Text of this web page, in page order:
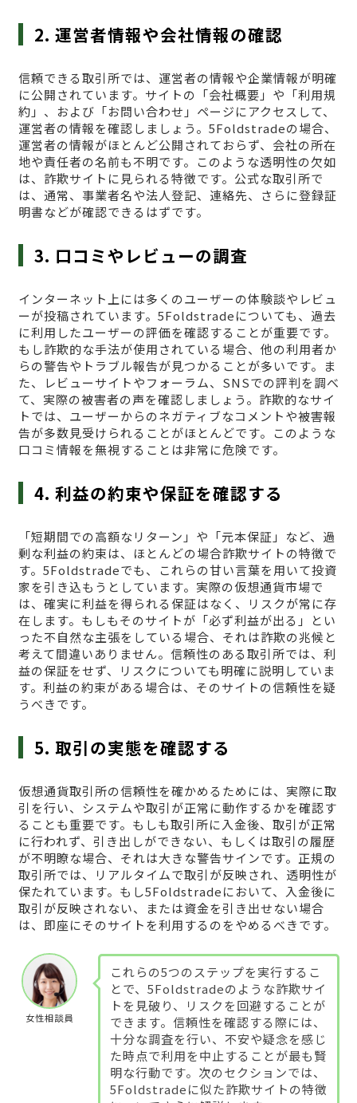
2. 運営者情報や会社情報の確認
信頼できる取引所では、運営者の情報や企業情報が明確
に公開されています。サイトの「会社概要」や「利用規
約」、および「お問い合わせ」ページにアクセスして、
運営者の情報を確認しましょう。5Foldstradeの場合、
運営者の情報がほとんど公開されておらず、会社の所在
地や責任者の名前も不明です。このような透明性の欠如
は、詐欺サイトに見られる特徴です。公式な取引所で
は、通常、事業者名や法人登記、連絡先、さらに登録証
明書などが確認できるはずです。
3. 口コミやレビューの調査
インターネット上には多くのユーザーの体験談やレビュ
ーが投稿されています。5Foldstradeについても、過去
に利用したユーザーの評価を確認することが重要です。
もし詐欺的な手法が使用されている場合、他の利用者か
らの警告やトラブル報告が見つかることが多いです。ま
た、レビューサイトやフォーラム、SNSでの評判を調べ
て、実際の被害者の声を確認しましょう。詐欺的なサイ
トでは、ユーザーからのネガティブなコメントや被害報
告が多数見受けられることがほとんどです。このような
口コミ情報を無視することは非常に危険です。
4. 利益の約束や保証を確認する
「短期間での高額なリターン」や「元本保証」など、過
剰な利益の約束は、ほとんどの場合詐欺サイトの特徴で
す。5Foldstradeでも、これらの甘い言葉を用いて投資
家を引き込もうとしています。実際の仮想通貨市場で
は、確実に利益を得られる保証はなく、リスクが常に存
在します。もしもそのサイトが「必ず利益が出る」とい
った不自然な主張をしている場合、それは詐欺の兆候と
考えて間違いありません。信頼性のある取引所では、利
益の保証をせず、リスクについても明確に説明していま
す。利益の約束がある場合は、そのサイトの信頼性を疑
うべきです。
5. 取引の実態を確認する
仮想通貨取引所の信頼性を確かめるためには、実際に取
引を行い、システムや取引が正常に動作するかを確認す
ることも重要です。もしも取引所に入金後、取引が正常
に行われず、引き出しができない、もしくは取引の履歴
が不明瞭な場合、それは大きな警告サインです。正規の
取引所では、リアルタイムで取引が反映され、透明性が
保たれています。もし5Foldstradeにおいて、入金後に
取引が反映されない、または資金を引き出せない場合
は、即座にそのサイトを利用するのをやめるべきです。
女性相談員
これらの5つのステップを実行するこ
とで、5Foldstradeのような詐欺サイ
トを見破り、リスクを回避することが
できます。信頼性を確認する際には、
十分な調査を行い、不安や疑念を感じ
た時点で利用を中止することが最も賢
明な行動です。次のセクションでは、
5Foldstradeに似た詐欺サイトの特徴